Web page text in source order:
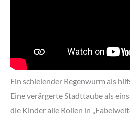
Ein schielender Regenwurm als
Eine verärgerte Stadttaube als
die Kinder alle Rollen in